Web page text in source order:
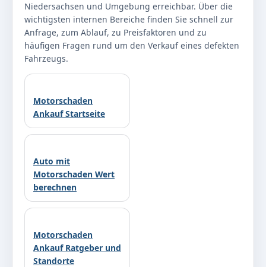
Niedersachsen und Umgebung erreichbar. Über die
wichtigsten internen Bereiche finden Sie schnell zur
Anfrage, zum Ablauf, zu Preisfaktoren und zu
häufigen Fragen rund um den Verkauf eines defekten
Fahrzeugs.
Motorschaden
Ankauf Startseite
Auto mit
Motorschaden Wert
berechnen
Motorschaden
Ankauf Ratgeber und
Standorte